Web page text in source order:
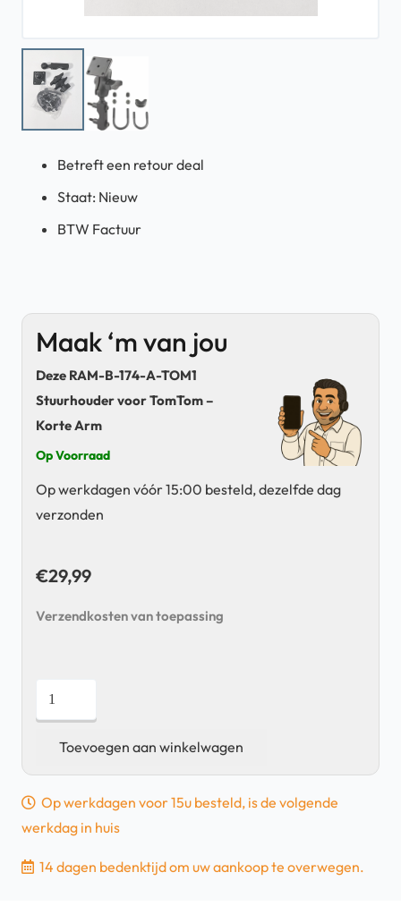
Betreft een retour deal
Staat: Nieuw
BTW Factuur
Maak ‘m van jou
Deze RAM-B-174-A-TOM1
Stuurhouder voor TomTom –
Korte Arm
Op Voorraad
Op werkdagen vóór 15:00 besteld, dezelfde dag
verzonden
€29,99
Verzendkosten van toepassing
RAM-
B-
174-
Stuurhouder
TomTom
Toevoegen aan winkelwagen
Op werkdagen voor 15u besteld, is de volgende
werkdag in huis
14 dagen bedenktijd om uw aankoop te overwegen.